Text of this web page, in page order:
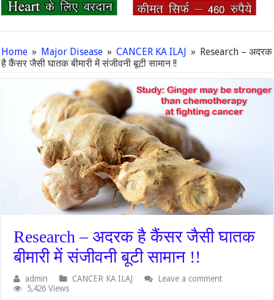
Home » Major Disease » CANCER KA ILAJ » Research – अदरक
है कैंसर जैसी घातक बीमारी में संजीवनी बूटी सामान !!
Research – अदरक है कैंसर जैसी घातक
बीमारी में संजीवनी बूटी सामान !!
admin CANCER KA ILAJ
Leave a comment
5,426 Views